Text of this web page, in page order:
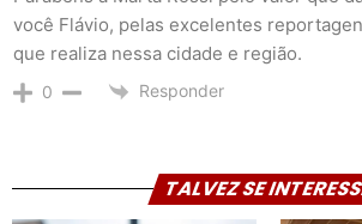
você Flávio, pelas excelentes
que realiza nessa cidade e região.
0 Responder
TALVEZ SE